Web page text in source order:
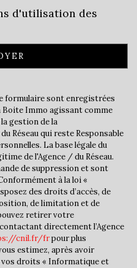
1 430
74,85 %
17,31 %
31,61 %
d'utilisation des
formulaire sont enregistrées
Immo agissant comme
gestion de la
Réseau qui reste Responsable
La base légale du
de l'Agence / du Réseau.
de suppression et sont
à la loi «
des droits d’accès, de
de limitation et de
retirer votre
directement l’Agence
cnil.fr/frpour plus
estimez, après avoir
vos droits « Informatique et